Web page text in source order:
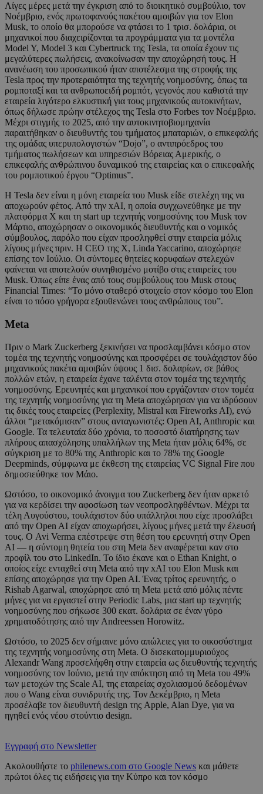
Λίγες μέρες μετά την έγκριση από το διοικητικό συμβούλιο, τον
Νοέμβριο, ενός πρωτοφανούς πακέτου αμοιβών για τον Elon
Musk, το οποίο θα μπορούσε να φτάσει το 1 τρισ. δολάρια, οι
μηχανικοί που διαχειρίζονται τα προγράμματα για τα μοντέλα
Model Y, Model 3 και Cybertruck της Tesla, τα οποία έχουν τις
μεγαλύτερες πωλήσεις, ανακοίνωσαν την αποχώρησή τους. Η
ανανέωση του προσωπικού ήταν αποτέλεσμα της στροφής της
Tesla προς την προτεραιότητα της τεχνητής νοημοσύνης, όπως τα
ρομποταξί και τα ανθρωποειδή ρομπότ, γεγονός που καθιστά την
εταιρεία λιγότερο ελκυστική για τους μηχανικούς αυτοκινήτων,
όπως δήλωσε πρώην στέλεχος της Tesla στο Forbes τον Νοέμβριο.
Μέχρι στιγμής το 2025, από την αυτοκινητοβιομηχανία
παραιτήθηκαν ο διευθυντής του τμήματος μπαταριών, ο επικεφαλής
της ομάδας υπερυπολογιστών “Dojo”, ο αντιπρόεδρος του
τμήματος πωλήσεων και υπηρεσιών Βόρειας Αμερικής, ο
επικεφαλής ανθρώπινου δυναμικού της εταιρείας και ο επικεφαλής
του ρομποτικού έργου “Optimus”.
Η Tesla δεν είναι η μόνη εταιρεία του Musk είδε στελέχη της να
αποχωρούν φέτος. Από την xAI, η οποία συγχωνεύθηκε με την
πλατφόρμα X και τη start up τεχνητής νοημοσύνης του Musk τον
Μάρτιο, αποχώρησαν ο οικονομικός διευθυντής και ο νομικός
σύμβουλος, παρόλο που είχαν προσληφθεί στην εταιρεία μόλις
λίγους μήνες πριν. Η CEO της X, Linda Yaccarino, αποχώρησε
επίσης τον Ιούλιο. Οι σύντομες θητείες κορυφαίων στελεχών
φαίνεται να αποτελούν συνηθισμένο μοτίβο στις εταιρείες του
Musk. Όπως είπε ένας από τους συμβούλους του Musk στους
Financial Times: “Το μόνο σταθερό στοιχείο στον κόσμο του Elon
είναι το πόσο γρήγορα εξουθενώνει τους ανθρώπους του”.
Meta
Πριν ο Mark Zuckerberg ξεκινήσει να προσλαμβάνει κόσμο στον
τομέα της τεχνητής νοημοσύνης και προσφέρει σε τουλάχιστον δύο
μηχανικούς πακέτα αμοιβών ύψους 1 δισ. δολαρίων, σε βάθος
πολλών ετών, η εταιρεία έχανε ταλέντα στον τομέα της τεχνητής
νοημοσύνης. Ερευνητές και μηχανικοί που εργάζονταν στον τομέα
της τεχνητής νοημοσύνης για τη Meta αποχώρησαν για να ιδρύσουν
τις δικές τους εταιρείες (Perplexity, Mistral και Fireworks AI), ενώ
άλλοι “μετακόμισαν” στους ανταγωνιστές: Open AI, Anthropic και
Google. Τα τελευταία δύο χρόνια, το ποσοστό διατήρησης των
πλήρους απασχόλησης υπαλλήλων της Meta ήταν μόλις 64%, σε
σύγκριση με το 80% της Anthropic και το 78% της Google
Deepminds, σύμφωνα με έκθεση της εταιρείας VC Signal Fire που
δημοσιεύθηκε τον Μάιο.
Ωστόσο, το οικονομικό άνοιγμα του Zuckerberg δεν ήταν αρκετό
για να κερδίσει την αφοσίωση των νεοπροσληφθέντων. Μέχρι τα
τέλη Αυγούστου, τουλάχιστον δύο υπάλληλοι που είχε προσλάβει
από την Open AI είχαν αποχωρήσει, λίγους μήνες μετά την έλευσή
τους. Ο Avi Verma επέστρεψε στη θέση του ερευνητή στην Open
AI — η σύντομη θητεία του στη Meta δεν αναφέρεται καν στο
προφίλ του στο LinkedIn. Το ίδιο έκανε και ο Ethan Knight, ο
οποίος είχε ενταχθεί στη Meta από την xAI του Elon Musk και
επίσης αποχώρησε για την Open AI. Ένας τρίτος ερευνητής, ο
Rishab Agarwal, αποχώρησε από τη Meta μετά από μόλις πέντε
μήνες για να εργαστεί στην Periodic Labs, μια start up τεχνητής
νοημοσύνης που σήκωσε 300 εκατ. δολάρια σε έναν γύρο
χρηματοδότησης από την Andreessen Horowitz.
Ωστόσο, το 2025 δεν σήμαινε μόνο απώλειες για το οικοσύστημα
της τεχνητής νοημοσύνης στη Meta. Ο δισεκατομμυριούχος
Alexandr Wang προσελήφθη στην εταιρεία ως διευθυντής τεχνητής
νοημοσύνης τον Ιούνιο, μετά την απόκτηση από τη Meta του 49%
των μετοχών της Scale AI, της εταιρείας σχολιασμού δεδομένων
που ο Wang είναι συνιδρυτής της. Τον Δεκέμβριο, η Meta
προσέλαβε τον διευθυντή design της Apple, Alan Dye, για να
ηγηθεί ενός νέου στούντιο design.
Εγγραφή στο Newsletter
Ακολουθήστε το philenews.com στο Google News και μάθετε
πρώτοι όλες τις ειδήσεις για την Κύπρο και τον κόσμο